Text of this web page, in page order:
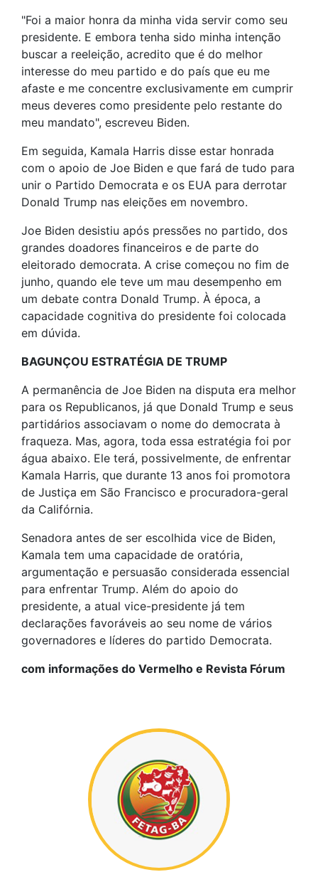
"Foi a maior honra da minha vida servir como seu
presidente. E embora tenha sido minha intenção
buscar a reeleição, acredito que é do melhor
interesse do meu partido e do país que eu me
afaste e me concentre exclusivamente em cumprir
meus deveres como presidente pelo restante do
meu mandato", escreveu Biden.
Em seguida, Kamala Harris disse estar honrada
com o apoio de Joe Biden e que fará de tudo para
unir o Partido Democrata e os EUA para derrotar
Donald Trump nas eleições em novembro.
Joe Biden desistiu após pressões no partido, dos
grandes doadores financeiros e de parte do
eleitorado democrata. A crise começou no fim de
junho, quando ele teve um mau desempenho em
um debate contra Donald Trump. À época, a
capacidade cognitiva do presidente foi colocada
em dúvida.
BAGUNÇOU ESTRATÉGIA DE TRUMP
A permanência de Joe Biden na disputa era melhor
para os Republicanos, já que Donald Trump e seus
partidários associavam o nome do democrata à
fraqueza. Mas, agora, toda essa estratégia foi por
água abaixo. Ele terá, possivelmente, de enfrentar
Kamala Harris, que durante 13 anos foi promotora
de Justiça em São Francisco e procuradora-geral
da Califórnia.
Senadora antes de ser escolhida vice de Biden,
Kamala tem uma capacidade de oratória,
argumentação e persuasão considerada essencial
para enfrentar Trump. Além do apoio do
presidente, a atual vice-presidente já tem
declarações favoráveis ao seu nome de vários
governadores e líderes do partido Democrata.
com informações do Vermelho e Revista Fórum